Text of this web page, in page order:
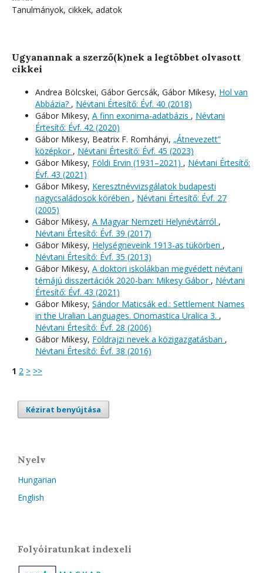
Tanulmányok, cikkek, adatok
Ugyanannak a szerző(k)nek a legtöbbet olvasott
cikkei
Andrea Bölcskei, Gábor Gercsák, Gábor Mikesy, Hol van
Abbázia? , Névtani Értesítő: Évf. 40 (2018)
Gábor Mikesy, A finn exonima-adatbázis , Névtani
Értesítő: Évf. 42 (2020)
Gábor Mikesy, Beatrix F. Romhányi, „Átnevezett”
középkor , Névtani Értesítő: Évf. 45 (2023)
Gábor Mikesy, Földi Ervin (1931–2021) , Névtani Értesítő:
Évf. 43 (2021)
Gábor Mikesy, Keresztnévvizsgálatok budapesti
nagycsaládosok körében , Névtani Értesítő: Évf. 27
(2005)
Gábor Mikesy, A Magyar Nemzeti Helynévtárról ,
Névtani Értesítő: Évf. 39 (2017)
Gábor Mikesy, Helységneveink 1913-as tükörben ,
Névtani Értesítő: Évf. 35 (2013)
Gábor Mikesy, A doktori iskolákban megvédett névtani
témájú disszertációk 2020-ban: Mikesy Gábor , Névtani
Értesítő: Évf. 43 (2021)
Gábor Mikesy, Sándor Maticsák ed.: Settlement Names
in the Uralian Languages. Onomastica Uralica 3. ,
Névtani Értesítő: Évf. 28 (2006)
Gábor Mikesy, Földrajzi nevek a közigazgatásban ,
Névtani Értesítő: Évf. 38 (2016)
1 2 > >>
Kézirat benyújtása
Nyelv
Hungarian
English
Folyóiratunkat indexeli